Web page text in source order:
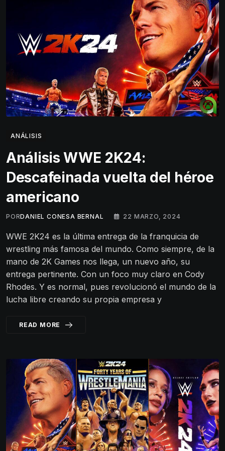
ANÁLISIS
Análisis WWE 2K24:
Descafeinada vuelta del héroe
americano
PORDANIEL CONESA BERNAL 22 MARZO, 2024
WWE 2K24 es la última entrega de la franquicia de
wrestling más famosa del mundo. Como siempre, de la
mano de 2K Games nos llega, un nuevo año, su
entrega pertinente. Con un foco muy claro en Cody
Rhodes. Y es normal, pues revolucionó el mundo de la
lucha libre creando su propia empresa y
READ MORE